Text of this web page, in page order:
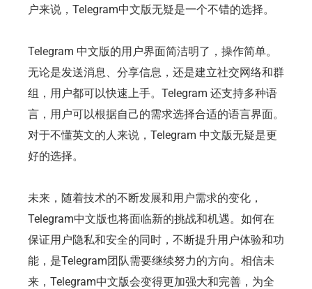
户来说，Telegram中文版无疑是一个不错的选择。
Telegram 中文版的用户界面简洁明了，操作简单。
无论是发送消息、分享信息，还是建立社交网络和群
组，用户都可以快速上手。Telegram 还支持多种语
言，用户可以根据自己的需求选择合适的语言界面。
对于不懂英文的人来说，Telegram 中文版无疑是更
好的选择。
未来，随着技术的不断发展和用户需求的变化，
Telegram中文版也将面临新的挑战和机遇。如何在
保证用户隐私和安全的同时，不断提升用户体验和功
能，是Telegram团队需要继续努力的方向。相信未
来，Telegram中文版会变得更加强大和完善，为全